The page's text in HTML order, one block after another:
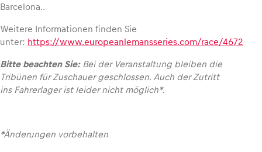
Business
Alle anzeigen
Glossar
Barcelona..
Weitere Informationen finden Sie
unter: https://www.europeanlemansseries.com/race/4672
Bitte beachten Sie:Bei der Veranstaltung bleiben die
Tribünen für Zuschauer geschlossen. Auch der Zutritt
ins Fahrerlager ist leider nicht möglich*.
*Änderungen vorbehalten